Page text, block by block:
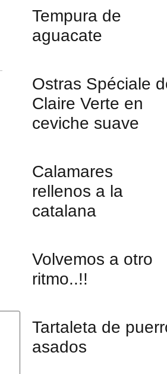
Tempura de
aguacate
Ostras Spéciale
Claire Verte en
ceviche suave
Calamares
rellenos a la
catalana
Volvemos a otro
ritmo..!!
Tartaleta de
asados